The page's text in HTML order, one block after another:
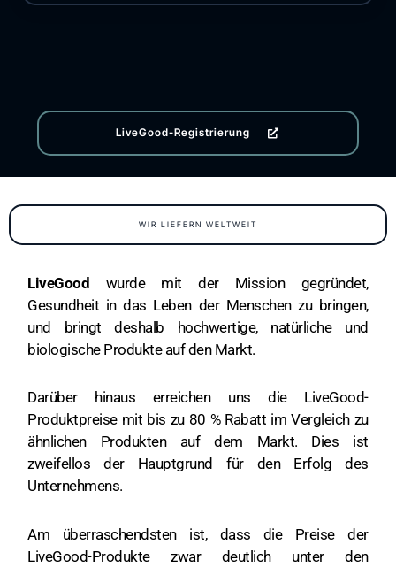
LiveGood-Registrierung
WIR LIEFERN WELTWEIT
LiveGood wurde mit der Mission gegründet,
Gesundheit in das Leben der Menschen zu bringen,
und bringt deshalb hochwertige, natürliche und
biologische Produkte auf den Markt.
Darüber hinaus erreichen uns die LiveGood-
Produktpreise mit bis zu 80 % Rabatt im Vergleich zu
ähnlichen Produkten auf dem Markt. Dies ist
zweifellos der Hauptgrund für den Erfolg des
Unternehmens.
Am überraschendsten ist, dass die Preise der
LiveGood-Produkte zwar deutlich unter den